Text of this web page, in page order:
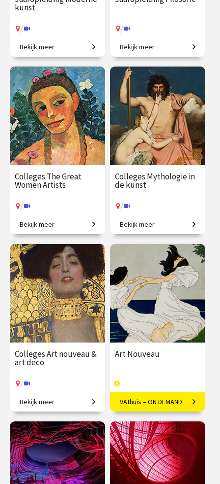
kunst
/
Is dit kunst? Zo ja, waarom?
€ 1059.00
vanaf 5
okt.
/ Op locatie of online
Bekijk meer
/
In één jaar de wereld beter
begrijpen!
€ 1090.00
vanaf 22
sep.
/ Op locatie of online
Bekijk meer
Colleges The Great
Women Artists
/
Vrouwen in de
kunstgeschiedenis, van
Judith Leyster tot Nan
Goldin.
€ 345.00
vanaf 21
sep.
/ Op locatie of online
Bekijk meer
Colleges Mythologie in
de kunst
/
Griekse en Romeinse goden
bewijzen hun
onsterfelijkheid.
€ 345.00
vanaf 22
sep.
/ Op locatie of online
Bekijk meer
Colleges Art nouveau &
art deco
/
Restyling van de wereld.
€ 345.00
vanaf 22
sep.
/ Op locatie of online
Bekijk meer
Art Nouveau
Vloeiende vernieuwing in
Europa
€ 169.00
40
afleveringen
Speeltijd 10 uur
VAthuis
VAthuis – ON DEMAND